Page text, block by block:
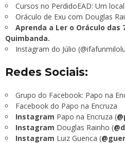
Cursos no PerdidoEAD: Um
Oráculo de Exu com Douglas
Aprenda a Ler o Oráculo das
Quimbanda.
Instagram do Júlio
Redes Sociais:
Grupo do Facebook: Papo na
Facebook do Papo na Encruza
Instagram Papo na Encruza (
Instagram Douglas Rainho (
Instagram Luiz Guenca (